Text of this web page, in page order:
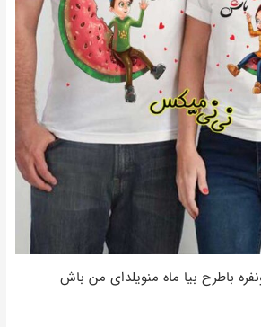
باطرح بیا ماه منویلدای من باش